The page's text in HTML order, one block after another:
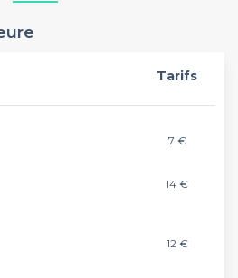
Tarifs
7 €
14 €
12 €